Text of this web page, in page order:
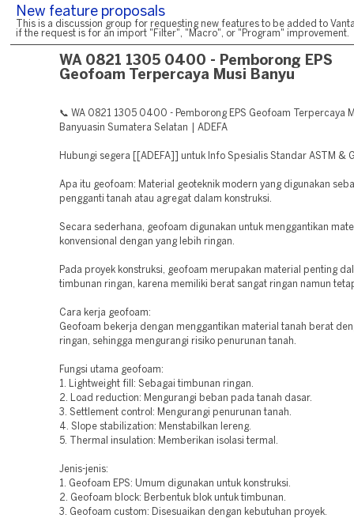
New feature proposals
This is a discussion group for requesting new features to be added to
if the request is for an import "Filter", "Macro", or "Program" improvement.
WA 0821 1305 0400 - Pemborong EPS
Geofoam Terpercaya Musi Banyu
📞 WA 0821 1305 0400 - Pemborong EPS Geofoam Terpercaya
Banyuasin Sumatera Selatan | ADEFA
Hubungi segera [[ADEFA]] untuk Info Spesialis Standar ASTM &
Apa itu geofoam: Material geoteknik modern yang digunakan
pengganti tanah atau agregat dalam konstruksi.
Secara sederhana, geofoam digunakan untuk menggantikan
konvensional dengan yang lebih ringan.
Pada proyek konstruksi, geofoam merupakan material penting
timbunan ringan, karena memiliki berat sangat ringan namun
Cara kerja geofoam:
Geofoam bekerja dengan menggantikan material tanah berat
ringan, sehingga mengurangi risiko penurunan tanah.
Fungsi utama geofoam:
1. Lightweight fill: Sebagai timbunan ringan.
2. Load reduction: Mengurangi beban pada tanah dasar.
3. Settlement control: Mengurangi penurunan tanah.
4. Slope stabilization: Menstabilkan lereng.
5. Thermal insulation: Memberikan isolasi termal.
Jenis-jenis:
1. Geofoam EPS: Umum digunakan untuk konstruksi.
2. Geofoam block: Berbentuk blok untuk timbunan.
3. Geofoam custom: Disesuaikan dengan kebutuhan proyek.